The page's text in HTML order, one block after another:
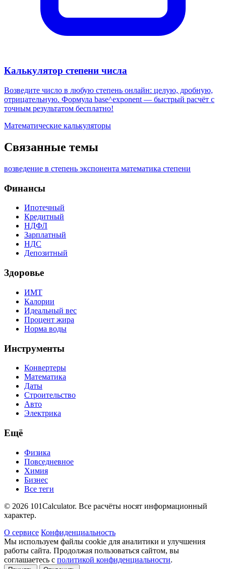
Калькулятор степени числа
Возведите число в любую степень онлайн: целую, дробную,
отрицательную. Формула base^exponent — быстрый расчёт с
точным результатом бесплатно!
Математические калькуляторы
Связанные темы
возведение в степень экспонента математика степени
Финансы
Ипотечный
Кредитный
НДФЛ
Зарплатный
НДС
Депозитный
Здоровье
ИМТ
Калории
Идеальный вес
Процент жира
Норма воды
Инструменты
Конвертеры
Математика
Даты
Строительство
Авто
Электрика
Ещё
Физика
Повседневное
Химия
Бизнес
Все теги
© 2026 101Calculator. Все расчёты носят информационный
характер.
О сервисе Конфиденциальность
Мы используем файлы cookie для аналитики и улучшения
работы сайта. Продолжая пользоваться сайтом, вы
соглашаетесь с политикой конфиденциальности.